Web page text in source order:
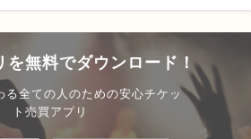
を無料でダウンロード！
る全ての人のための安心チケッ
ト売買アプリ